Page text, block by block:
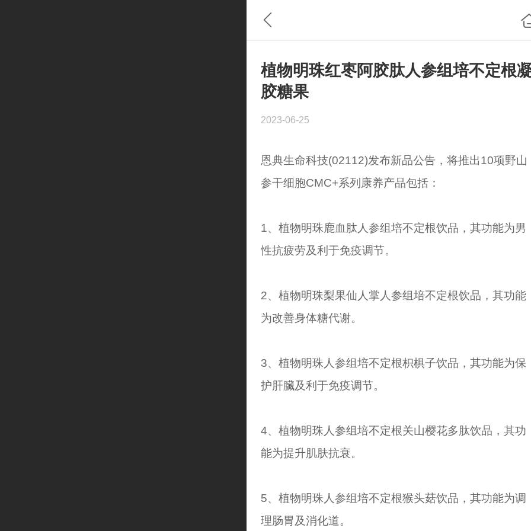
植物明珠红枣阿胶肽人参组培不定根
胶糖果
2023-06-25
恩典生命科技(02112)发布新品公告，将推出10项野山
参干细胞CMC+系列康养产品包括：
1、植物明珠鹿血肽人参组培不定根饮品，其功能为男
性抗疲劳及利于免疫调节。
2、植物明珠梨果仙人掌人参组培不定根饮品，其功能
为改善身体糖代谢。
3、植物明珠人参组培不定根枳椇子饮品，其功能为保
护肝臟及利于免疫调节。
4、植物明珠人参组培不定根关山樱花多肽饮品，其功
能为提升肌肤抗衰。
5、植物明珠人参组培不定根猴头菇饮品，其功能为调
理肠胃及消化道。